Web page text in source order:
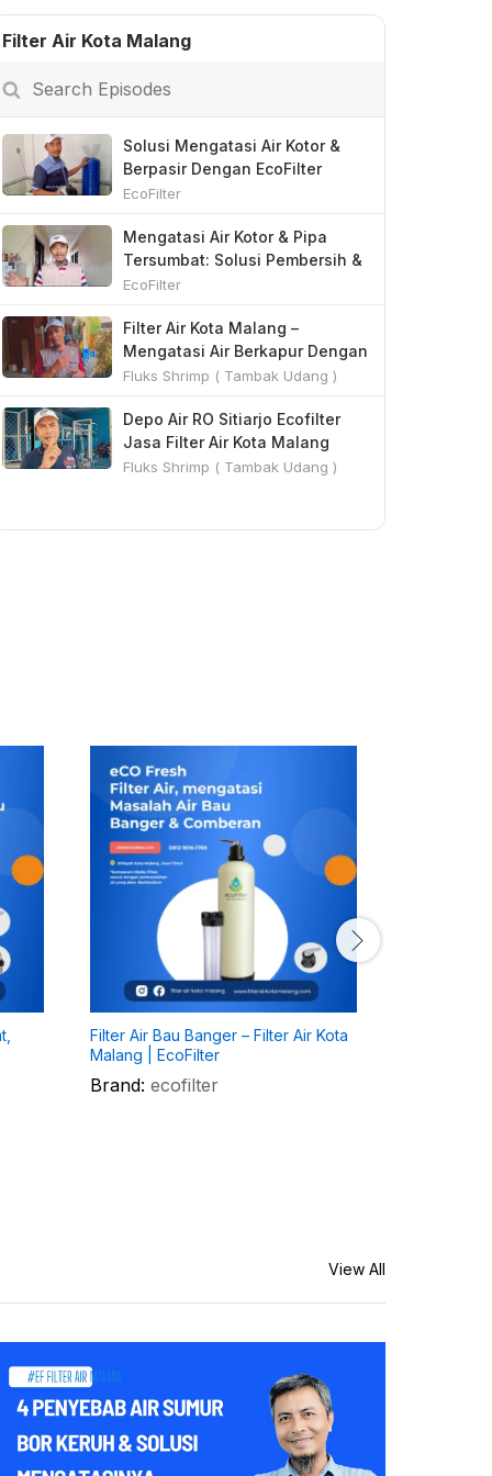
Filter Air Kota Malang
Search
Solusi Mengatasi Air Kotor &
Berpasir Dengan EcoFilter
EcoFilter
Mengatasi Air Kotor & Pipa
Tersumbat: Solusi Pembersih &
Filter Air
EcoFilter
Filter Air Kota Malang –
Mengatasi Air Berkapur Dengan
EcoFilter
Fluks Shrimp ( Tambak Udang )
Depo Air RO Sitiarjo Ecofilter
Jasa Filter Air Kota Malang
Fluks Shrimp ( Tambak Udang )
Filter Air Bau Banger – Filter Air Kota
Malang | EcoFilter
Brand: ecofilter
View All